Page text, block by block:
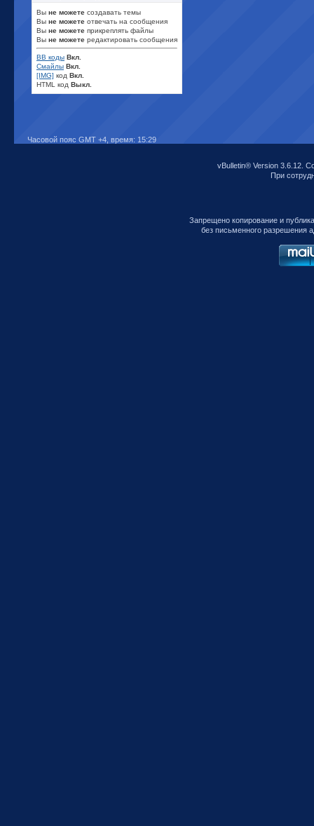
Вы не можете создавать темы
Вы не можете отвечать на сообщения
Вы не можете прикреплять файлы
Вы не можете редактировать сообщения
BB коды Вкл.
Смайлы Вкл.
[IMG] код Вкл.
HTML код Выкл.
Часовой пояс GMT +4, время: 15:29
vBulletin® Version 3.6.12.
При
Запрещено копирование и
без письменного разрешения